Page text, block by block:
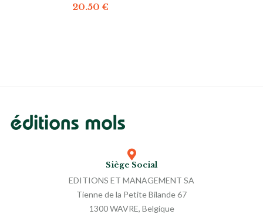
20.50€
Siège Social
EDITIONS ET MANAGEMENT SA
Tienne de la Petite Bilande 67
1300 WAVRE, Belgique